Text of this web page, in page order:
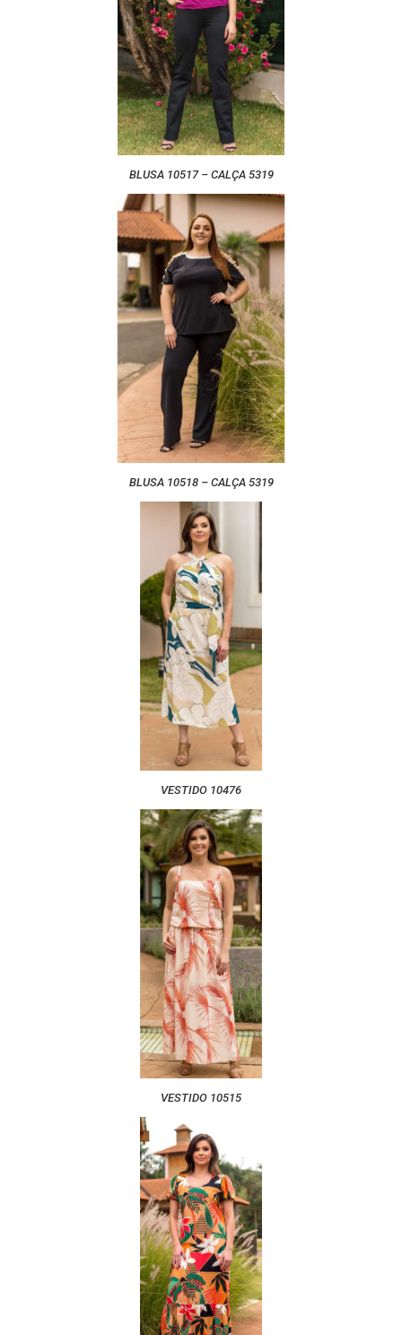
BLUSA 10517 – CALÇA 5319
BLUSA 10518 – CALÇA 5319
VESTIDO 10476
VESTIDO 10515